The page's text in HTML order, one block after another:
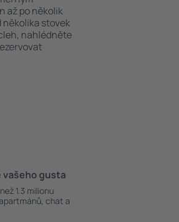
až po několik
stovek
nahlédněte
gusta
1.3 milionu
chat a